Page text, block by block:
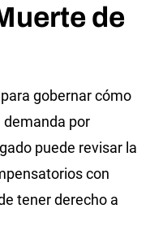
de
gobernar cómo
demanda por
puede revisar la
con
tener derecho a